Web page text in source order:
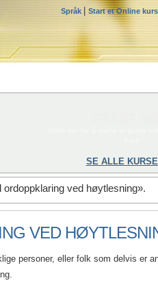
Språk Start et Online kurs
SE ALLE
ved høytlesning».
VED
personer, eller folk som delvis er